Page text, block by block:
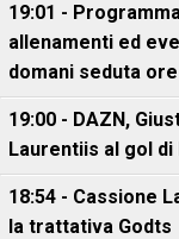
19:01 -
allenamenti ed
domani seduta
19:00 - DAZN,
Laurentiis al gol di
18:54 - Cassione
la trattativa Godts